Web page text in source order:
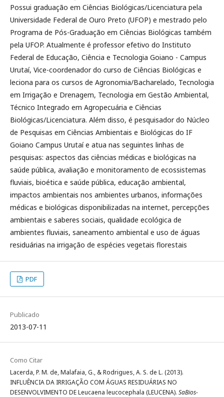
Possui graduação em Ciências Biológicas/Licenciatura pela
Universidade Federal de Ouro Preto (UFOP) e mestrado pelo
Programa de Pós-Graduação em Ciências Biológicas também
pela UFOP. Atualmente é professor efetivo do Instituto
Federal de Educação, Ciência e Tecnologia Goiano - Campus
Urutaí, Vice-coordenador do curso de Ciências Biológicas e
leciona para os cursos de Agronomia/Bacharelado, Tecnologia
em Irrigação e Drenagem, Tecnologia em Gestão Ambiental,
Técnico Integrado em Agropecuária e Ciências
Biológicas/Licenciatura. Além disso, é pesquisador do Núcleo
de Pesquisas em Ciências Ambientais e Biológicas do IF
Goiano Campus Urutaí e atua nas seguintes linhas de
pesquisas: aspectos das ciências médicas e biológicas na
saúde pública, avaliação e monitoramento de ecossistemas
fluviais, bioética e saúde pública, educação ambiental,
impactos ambientais nos ambientes urbanos, informações
médicas e biológicas disponibilizadas na internet, percepções
ambientais e saberes sociais, qualidade ecológica de
ambientes fluviais, saneamento ambiental e uso de águas
residuárias na irrigação de espécies vegetais florestais
PDF
Publicado
2013-07-11
Como Citar
Lacerda, P. M. de, Malafaia, G., & Rodrigues, A. S. de L. (2013).
INFLUÊNCIA DA IRRIGAÇÃO COM ÁGUAS RESIDUÁRIAS NO
DESENVOLVIMENTO DE Leucaena leucocephala (LEUCENA). SaBios-